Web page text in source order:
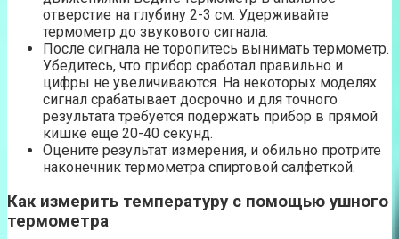
отверстие на глубину 2-3 см. Удерживайте
термометр до звукового сигнала.
После сигнала не торопитесь вынимать термометр.
Убедитесь, что прибор сработал правильно и
цифры не увеличиваются. На некоторых моделях
сигнал срабатывает досрочно и для точного
результата требуется подержать прибор в прямой
кишке еще 20-40 секунд.
Оцените результат измерения, и обильно протрите
наконечник термометра спиртовой салфеткой.
Как измерить температуру с помощью ушного
термометра